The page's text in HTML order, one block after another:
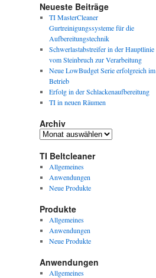
Neueste Beiträge
TI MasterCleaner
Gurtreinigungssysteme für die
Aufbereitungstechnik
Schwerlastabstreifer in der Hauptlinie
vom Steinbruch zur Verarbeitung
Neue LowBudget Serie erfolgreich im
Betrieb
Erfolg in der Schlackenaufbereitung
TI in neuen Räumen
Archiv
Archiv
TI Beltcleaner
Allgemeines
Anwendungen
Neue Produkte
Produkte
Allgemeines
Anwendungen
Neue Produkte
Anwendungen
Allgemeines